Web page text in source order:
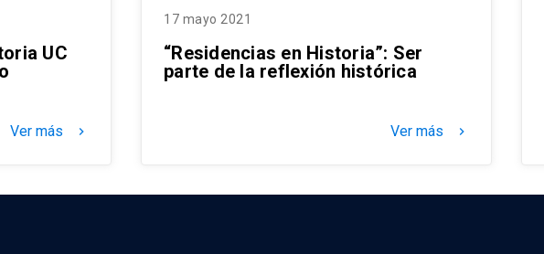
UC
Ver más keyboard_arrow_right
17 mayo 2021
“Residencias en Historia”: Ser
parte de la reflexión histórica
Ver más keyboard_arrow_right